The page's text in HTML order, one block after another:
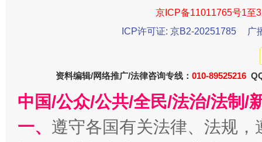
魏明亮
京ICP备11011765号1至
ICP许可证: 京B2-20251785
广
资料编辑/网络推广/法律咨询专线： 010-89525216
中国/公众/公共/全民/法治/法制/
一、 遵守各国有关法律、法规